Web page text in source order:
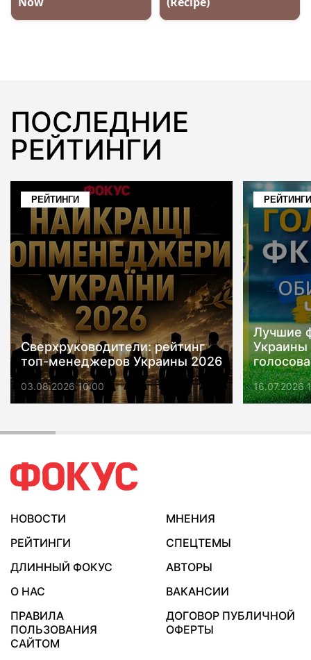
ПOСЛЕДНИЕ
РЕЙТИНГИ
РЕЙТИНГИ
Сверхруководители: рейтинг
топ-менеджеров Украины 2026
03.08.2026 10:00
РЕЙТИНГИ
Лучшие
Украины
16.07.2026
НОВОСТИ
МНЕНИЯ
РЕЙТИНГИ
СПЕЦТЕМЫ
ДЛИННЫЙ ФОКУС
АВТОРЫ
О НАС
ВАКАНСИИ
ПРАВИЛА
ПОЛЬЗОВАНИЯ
САЙТОМ
ДОГОВОР ПУБЛИЧНОЙ
ОФЕРТЫ